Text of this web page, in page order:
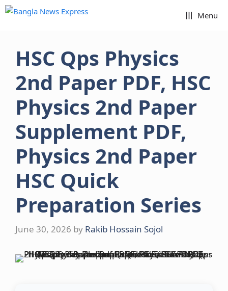
Skip
Menu
HSC Qps Physics
2nd Paper PDF, HSC
Physics 2nd Paper
Supplement PDF,
Physics 2nd Paper
HSC Quick
Preparation Series
June 30, 2026 by Rakib Hossain Sojol